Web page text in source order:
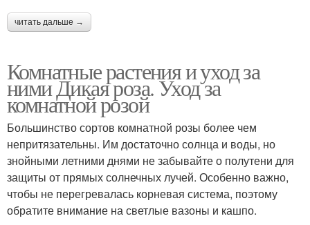
читать дальше →
Комнатные растения и уход за
ними Дикая роза. Уход за
комнатной розой
Большинство сортов комнатной розы более чем
непритязательны. Им достаточно солнца и воды, но
знойными летними днями не забывайте о полутени для
защиты от прямых солнечных лучей. Особенно важно,
чтобы не перегревалась корневая система, поэтому
обратите внимание на светлые вазоны и кашпо.